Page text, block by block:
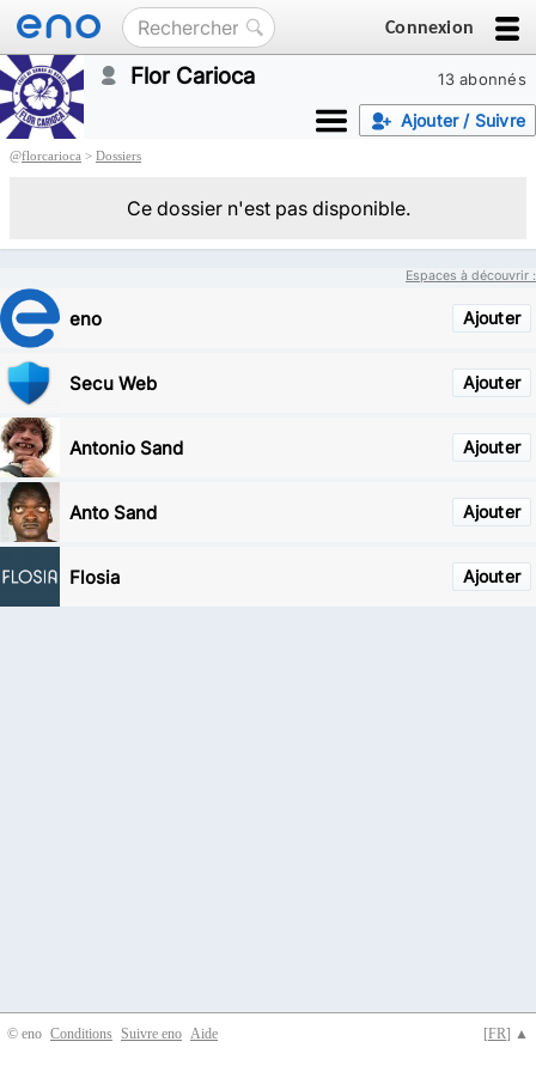
Connexion
13 abonnés
Flor Carioca
Ajouter / Suivre
@florcarioca > Dossiers
Ce dossier n'est pas disponible.
Espaces à découvrir :
Ajouter
eno
Ajouter
Secu Web
Ajouter
Antonio Sand
Ajouter
Anto Sand
Ajouter
Flosia
© eno [FR] ▲
Conditions Suivre eno Aide